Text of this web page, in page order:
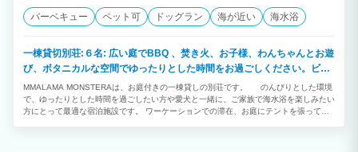
バーベキュー ペット可 ドッグラン 海が近い 海水浴
一棟貸切別荘:６名: 広い庭でBBQ 、焚き火、お子様、わんちゃんとお遊
び、ボタニカルな空間でゆったりとした時間をお過ごしください。ビー
チ、ゴルフ場も近くにございます。
MMALAMA MONSTERAは、お庭付きの一棟貸しの別荘です。 のんびりとした環境
で、ゆったりとした時間を過ごしたい方や愛犬と一緒に、ご家族で海水浴を楽しみたい
方にとって最適な宿泊施設です。 ワーケーションでの滞在、お庭にテントを張ってキ